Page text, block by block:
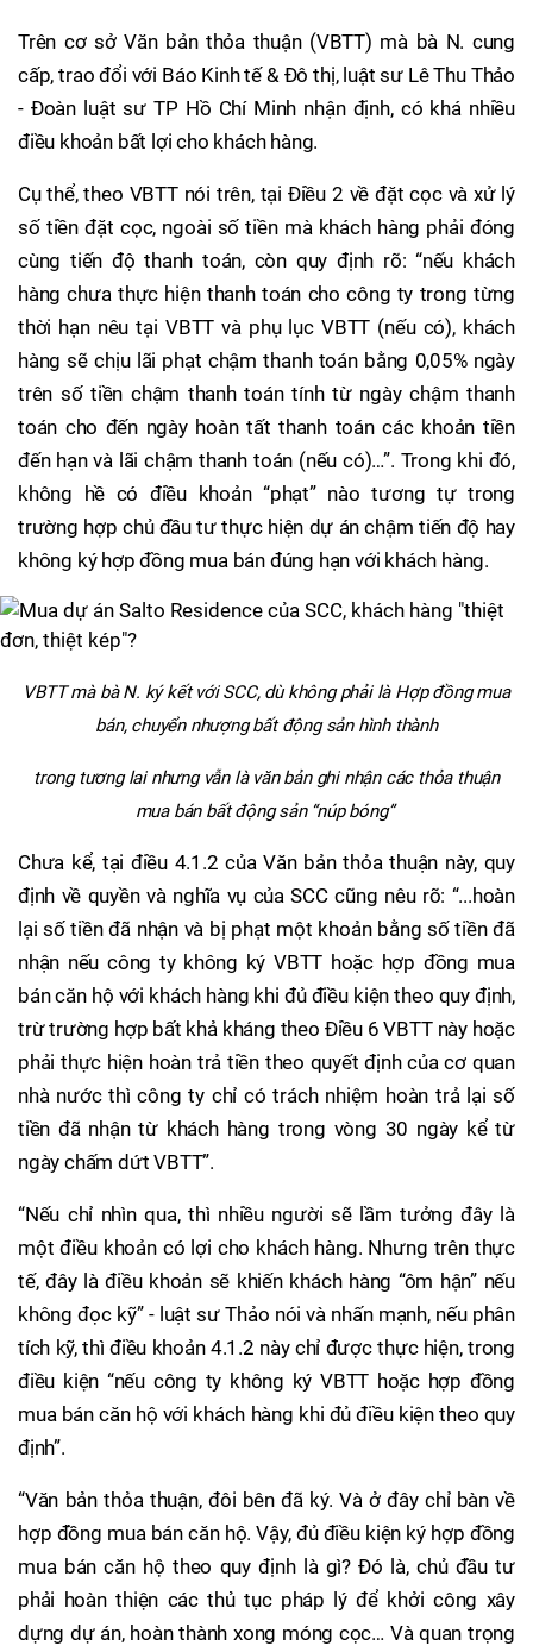
Trên cơ sở Văn bản thỏa thuận (VBTT) mà bà N. cung
cấp, trao đổi với Báo Kinh tế & Đô thị, luật sư Lê Thu Thảo
- Đoàn luật sư TP Hồ Chí Minh nhận định, có khá nhiều
điều khoản bất lợi cho khách hàng.
Cụ thể, theo VBTT nói trên, tại Điều 2 về đặt cọc và xử lý
số tiền đặt cọc, ngoài số tiền mà khách hàng phải đóng
cùng tiến độ thanh toán, còn quy định rõ: “nếu khách
hàng chưa thực hiện thanh toán cho công ty trong từng
thời hạn nêu tại VBTT và phụ lục VBTT (nếu có), khách
hàng sẽ chịu lãi phạt chậm thanh toán bằng 0,05% ngày
trên số tiền chậm thanh toán tính từ ngày chậm thanh
toán cho đến ngày hoàn tất thanh toán các khoản tiền
đến hạn và lãi chậm thanh toán (nếu có)…”. Trong khi đó,
không hề có điều khoản “phạt” nào tương tự trong
trường hợp chủ đầu tư thực hiện dự án chậm tiến độ hay
không ký hợp đồng mua bán đúng hạn với khách hàng.
VBTT mà bà N. ký kết với SCC, dù không phải là Hợp đồng mua
bán, chuyển nhượng bất động sản hình thành
trong tương lai nhưng vẫn là văn bản ghi nhận các thỏa thuận
mua bán bất động sản “núp bóng”
Chưa kể, tại điều 4.1.2 của Văn bản thỏa thuận này, quy
định về quyền và nghĩa vụ của SCC cũng nêu rõ: “...hoàn
lại số tiền đã nhận và bị phạt một khoản bằng số tiền đã
nhận nếu công ty không ký VBTT hoặc hợp đồng mua
bán căn hộ với khách hàng khi đủ điều kiện theo quy định,
trừ trường hợp bất khả kháng theo Điều 6 VBTT này hoặc
phải thực hiện hoàn trả tiền theo quyết định của cơ quan
nhà nước thì công ty chỉ có trách nhiệm hoàn trả lại số
tiền đã nhận từ khách hàng trong vòng 30 ngày kể từ
ngày chấm dứt VBTT”.
“Nếu chỉ nhìn qua, thì nhiều người sẽ lầm tưởng đây là
một điều khoản có lợi cho khách hàng. Nhưng trên thực
tế, đây là điều khoản sẽ khiến khách hàng “ôm hận” nếu
không đọc kỹ” - luật sư Thảo nói và nhấn mạnh, nếu phân
tích kỹ, thì điều khoản 4.1.2 này chỉ được thực hiện, trong
điều kiện “nếu công ty không ký VBTT hoặc hợp đồng
mua bán căn hộ với khách hàng khi đủ điều kiện theo quy
định”.
“Văn bản thỏa thuận, đôi bên đã ký. Và ở đây chỉ bàn về
hợp đồng mua bán căn hộ. Vậy, đủ điều kiện ký hợp đồng
mua bán căn hộ theo quy định là gì? Đó là, chủ đầu tư
phải hoàn thiện các thủ tục pháp lý để khởi công xây
dựng dự án, hoàn thành xong móng cọc… Và quan trọng